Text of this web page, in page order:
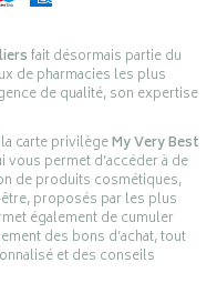
fait désormais partie du
de pharmacies les plus
de qualité, son expertise
carte privilègeMy Very Best
permet d’accéder à de
de produits cosmétiques,
proposés par les plus
également de cumuler
des bons d’achat, tout
et des conseils